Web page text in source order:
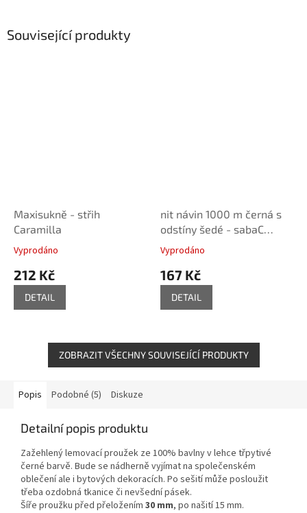
Související produkty
Maxisukně - střih
Caramilla
Vyprodáno
212 Kč
DETAIL
nit návin 1000 m černá s
odstíny šedé - sabaC
multicolor Amann
Vyprodáno
167 Kč
DETAIL
ZOBRAZIT VŠECHNY SOUVISEJÍCÍ PRODUKTY
Popis Podobné (5) Diskuze
Detailní popis produktu
Zažehlený lemovací proužek ze 100% bavlny v lehce třpytivé
černé barvě. Bude se nádherně vyjímat na společenském
oblečení ale i bytových dekoracích. Po sešití může posloužit
třeba ozdobná tkanice či nevšední pásek.
Šíře proužku před přeložením 30 mm, po našití 15 mm.